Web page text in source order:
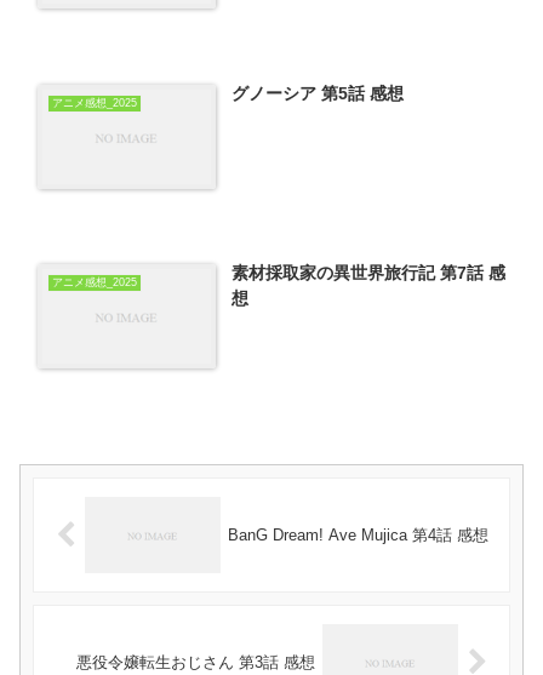
アニメ感想_2025 グノーシア 第5話 感想
アニメ感想_2025
素材採取家の異世界旅行記 第7話 感
想
BanG Dream! Ave Mujica 第4話 感想
悪役令嬢転生おじさん 第3話 感想